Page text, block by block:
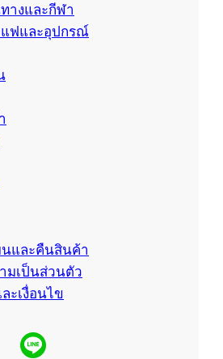
างและกีฬา
แฟและอุปกรณ์
นและคืนสินค้า
มเป็นส่วนตัว
ะเงื่อนไข